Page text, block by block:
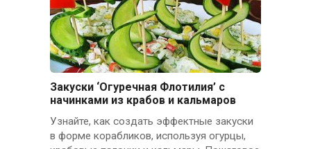
Закуски ‘Огуречная Флотилия’ с
начинками из крабов и кальмаров
Узнайте, как создать эффектные закуски
в форме корабликов, используя огурцы,